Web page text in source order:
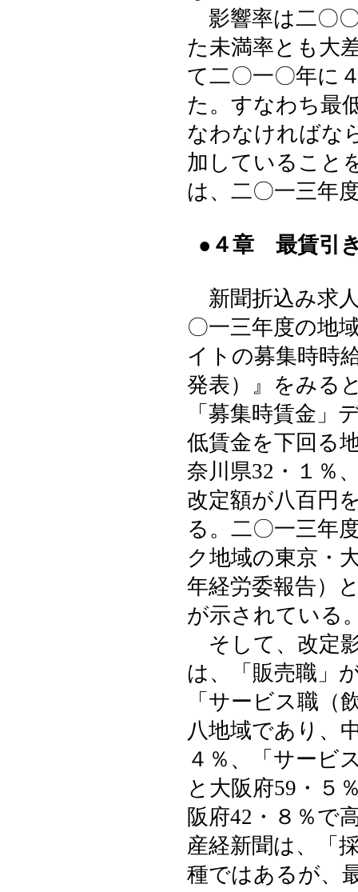
影響率は二〇
た未満率とも大
て二〇一〇年に
た。すなわち最
なわなければな
加していること
は、二〇一三年
●４章 最賃引
新聞折込み求
〇一三年度の地
イトの募集時時
発表）』をみる
「募集時賃金」
低賃金を下回る
奈川県32・１％
改定額が八百円
る。二〇一三年
ク地域の東京・
年経労委報告）
が示されている
そして、改定
は、「販売職」
「サービス職（
八地域であり、
４％、「サービ
と大阪府59・５
阪府42・８％で
産経新聞は、「
種ではあるが、